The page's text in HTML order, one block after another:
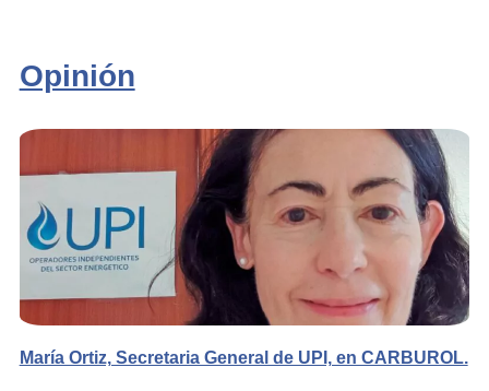
Opinión
María Ortiz, Secretaria General de UPI, en CARBUROL.